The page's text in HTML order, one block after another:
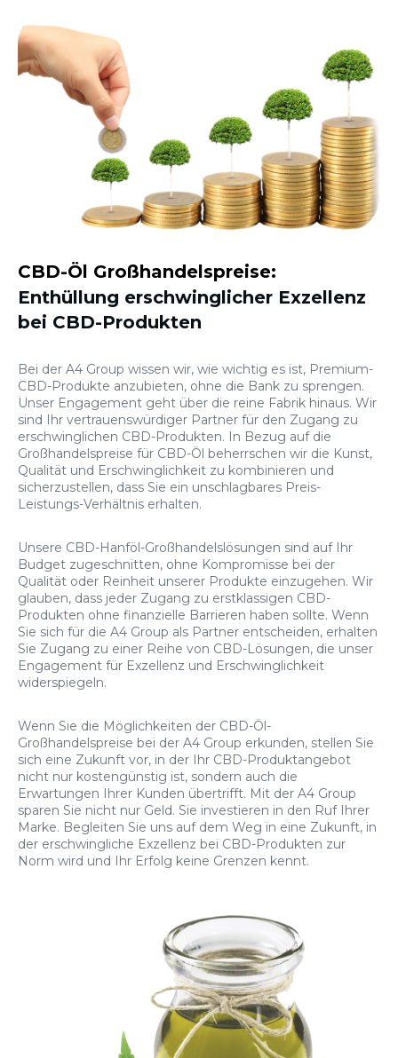
CBD-Öl Großhandelspreise:
Enthüllung erschwinglicher Exzellenz
bei CBD-Produkten
Bei der A4 Group wissen wir, wie wichtig es ist, Premium-
CBD-Produkte anzubieten, ohne die Bank zu sprengen.
Unser Engagement geht über die reine Fabrik hinaus. Wir
sind Ihr vertrauenswürdiger Partner für den Zugang zu
erschwinglichen CBD-Produkten. In Bezug auf die
Großhandelspreise für CBD-Öl beherrschen wir die Kunst,
Qualität und Erschwinglichkeit zu kombinieren und
sicherzustellen, dass Sie ein unschlagbares Preis-
Leistungs-Verhältnis erhalten.
Unsere CBD-Hanföl-Großhandelslösungen sind auf Ihr
Budget zugeschnitten, ohne Kompromisse bei der
Qualität oder Reinheit unserer Produkte einzugehen. Wir
glauben, dass jeder Zugang zu erstklassigen CBD-
Produkten ohne finanzielle Barrieren haben sollte. Wenn
Sie sich für die A4 Group als Partner entscheiden, erhalten
Sie Zugang zu einer Reihe von CBD-Lösungen, die unser
Engagement für Exzellenz und Erschwinglichkeit
widerspiegeln.
Wenn Sie die Möglichkeiten der CBD-Öl-
Großhandelspreise bei der A4 Group erkunden, stellen Sie
sich eine Zukunft vor, in der Ihr CBD-Produktangebot
nicht nur kostengünstig ist, sondern auch die
Erwartungen Ihrer Kunden übertrifft. Mit der A4 Group
sparen Sie nicht nur Geld. Sie investieren in den Ruf Ihrer
Marke. Begleiten Sie uns auf dem Weg in eine Zukunft, in
der erschwingliche Exzellenz bei CBD-Produkten zur
Norm wird und Ihr Erfolg keine Grenzen kennt.